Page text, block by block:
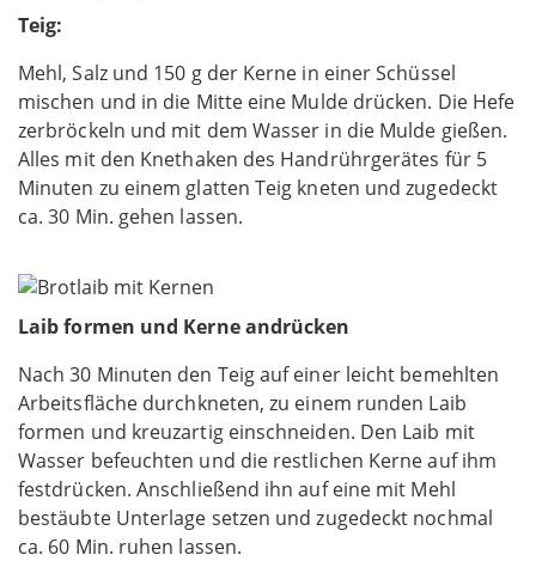
Teig:
Mehl, Salz und 150 g der Kerne in einer Schüssel
mischen und in die Mitte eine Mulde drücken. Die Hefe
zerbröckeln und mit dem Wasser in die Mulde gießen.
Alles mit den Knethaken des Handrührgerätes für 5
Minuten zu einem glatten Teig kneten und zugedeckt
ca. 30 Min. gehen lassen.
Laib formen und Kerne andrücken
Nach 30 Minuten den Teig auf einer leicht bemehlten
Arbeitsfläche durchkneten, zu einem runden Laib
formen und kreuzartig einschneiden. Den Laib mit
Wasser befeuchten und die restlichen Kerne auf ihm
festdrücken. Anschließend ihn auf eine mit Mehl
bestäubte Unterlage setzen und zugedeckt nochmal
ca. 60 Min. ruhen lassen.